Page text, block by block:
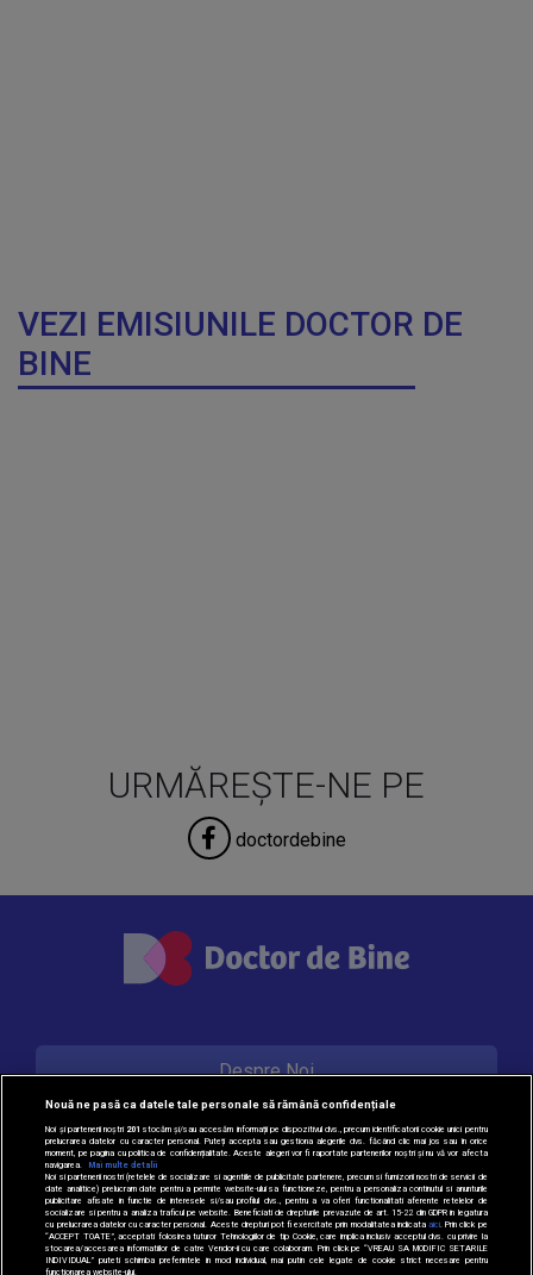
VEZI EMISIUNILE DOCTOR DE
BINE
URMĂREȘTE-NE PE
doctordebine
Despre Noi
Contact
Politica de cookie
Nouă ne pasă ca datele tale personale să rămână confidențiale
Noi și partenerii noștri 201 stocăm și/sau accesăm informații pe dispozitivul dvs., precum identificatorii cookie unici pentru
prelucrarea datelor cu caracter personal. Puteți accepta sau gestiona alegerile dvs. făcând clic mai jos sau în orice
moment, pe pagina cu politica de confidențialitate. Aceste alegeri vor fi raportate partenerilor noștri și nu vă vor afecta
navigarea.
Mai multe detalii
Noi si partenerii nostri (retelele de socializare si agentiile de publicitate partenere, precum si furnizorii nostri de servicii de
date analitice) prelucram date pentru a permite website-ului sa functioneze, pentru a personaliza continutul si anunturile
publicitare afisate in functie de interesele si/sau profilul dvs., pentru a va oferi functionalitati aferente retelelor de
socializare si pentru a analiza traficul pe website. Beneficiati de drepturile prevazute de art. 15-22 din GDPR in legatura
cu prelucrarea datelor cu caracter personal. Aceste drepturi pot fi exercitate prin modalitatea indicataaici . Prin click pe
“ACCEPT TOATE”, acceptati folosirea tuturor Tehnologiilor de tip Cookie, care implica inclusiv acceptul dvs. cu privire la
stocarea/accesarea informatiilor de catre Vendor-ii cu care colaboram. Prin click pe “VREAU SA MODIFIC SETARILE
INDIVIDUAL” puteti schimba preferintele in mod individual, mai putin cele legate de cookie strict necesare pentru
functionarea website-ului.